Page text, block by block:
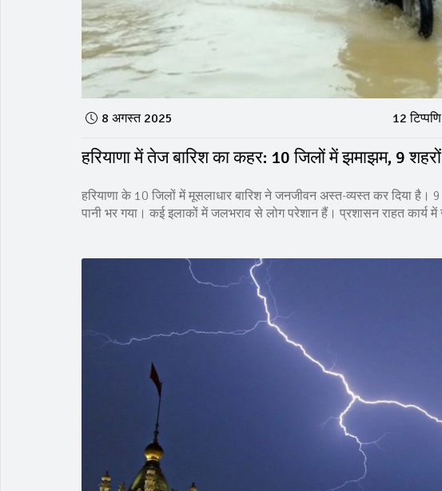
8 अगस्त 2025 12 टिप्पणि
हरियाणा में तेज बारिश का कहर: 10 जिलों में झमाझम, 9
हरियाणा के 10 जिलों में मूसलाधार बारिश ने जनजीवन अस्त-व्यस्त कर दिया है।
पानी भर गया। कई इलाकों में जलभराव से लोग परेशान हैं। प्रशासन राहत कार्य में